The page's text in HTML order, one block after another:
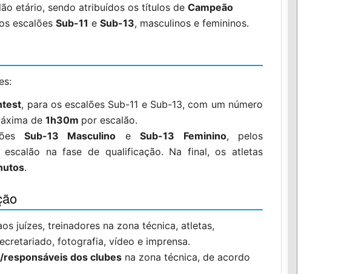
etário, sendo atribuídos os títulos de Campeão
escalões Sub-11 e Sub-13, masculinos e femininos.
, para os escalões Sub-11 e Sub-13, com um número
de 1h30m por escalão.
Sub-13 Masculino eSub-13 Feminino, pelos
escalão na fase de qualificação. Na final, os atletas
.
juízes, treinadores na zona técnica, atletas,
fotografia, vídeo e imprensa.
dos clubes na zona técnica, de acordo